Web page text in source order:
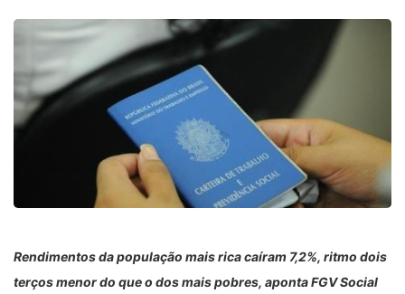
Rendimentos da população mais rica caíram 7,2%, ritmo dois
terços menor do que o dos mais pobres, aponta FGV Social